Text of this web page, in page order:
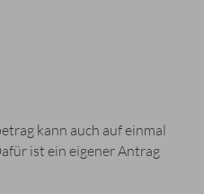
kann auch auf einmal
ist ein eigener Antrag